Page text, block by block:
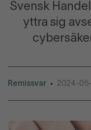
Svensk
yttra sig
Remissvar • 2024-